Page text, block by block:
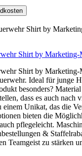
Shirt by
Shirt by
Ideal für junge
besonders?
dass es auch
Unikat, das die
bieten die
pflegeleicht.
&
Teamgeist zu stärken